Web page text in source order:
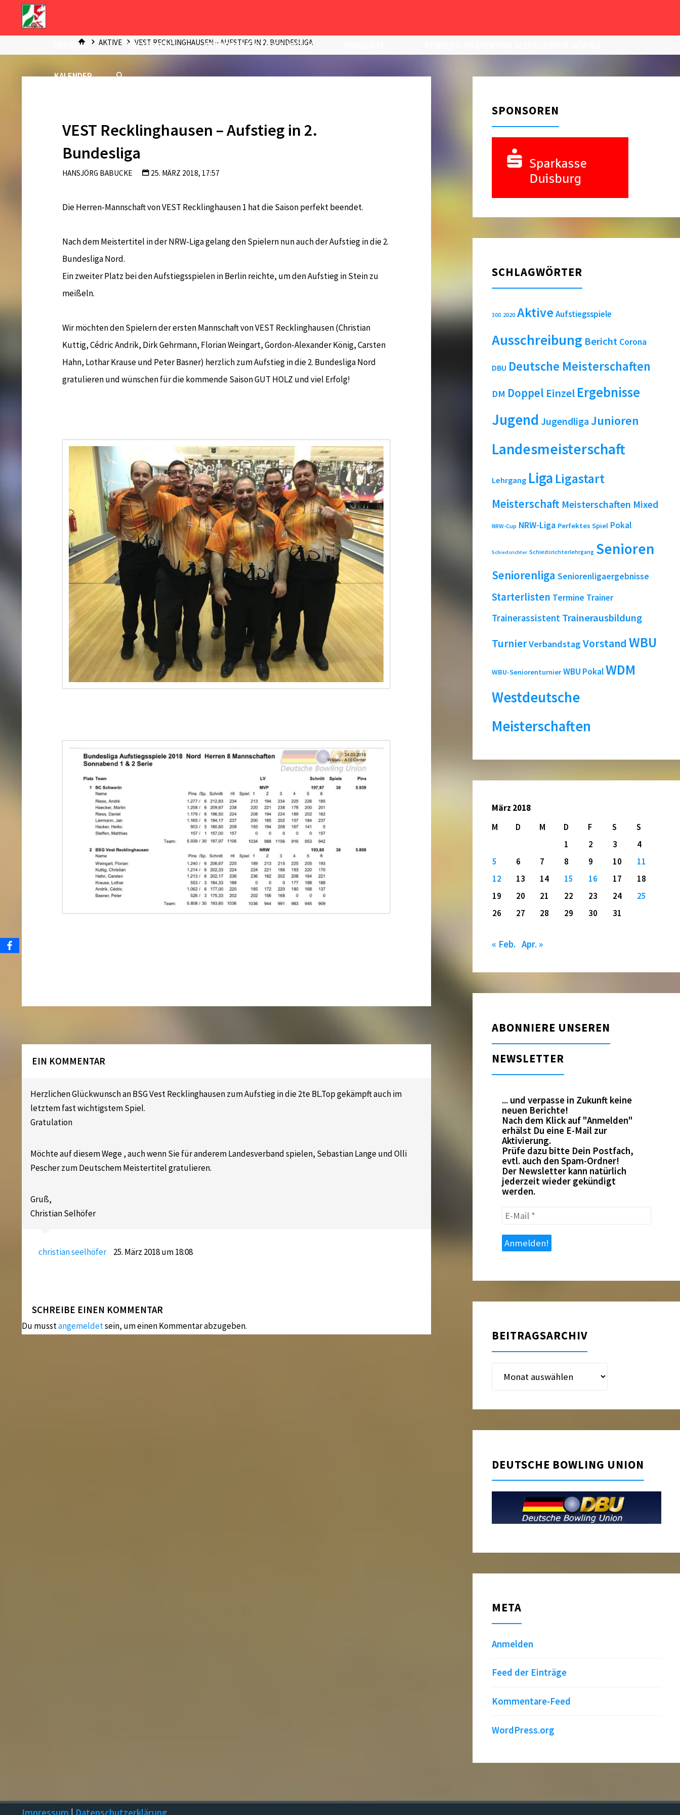
VERBAND ERGEBNISSE MELDUNG MEISTERSCHAFTEN
KALENDER
START
AKTIVE VEST RECKLINGHAUSEN – AUFSTIEG IN 2. BUNDESLIGA
VEST Recklinghausen – Aufstieg in 2.
Bundesliga
HANSJÖRG BABUCKE 25. MÄRZ 2018, 17:57
Die Herren-Mannschaft von VEST Recklinghausen 1 hat die Saison perfekt beendet.
Nach dem Meistertitel in der NRW-Liga gelang den Spielern nun auch der Aufstieg in die 2.
Bundesliga Nord.
Ein zweiter Platz bei den Aufstiegsspielen in Berlin reichte, um den Aufstieg in Stein zu
meißeln.
Wir möchten den Spielern der ersten Mannschaft von VEST Recklinghausen (Christian
Kuttig, Cédric Andrik, Dirk Gehrmann, Florian Weingart, Gordon-Alexander König, Carsten
Hahn, Lothar Krause und Peter Basner) herzlich zum Aufstieg in die 2. Bundesliga Nord
gratulieren und wünschen für die kommende Saison GUT HOLZ und viel Erfolg!
EIN KOMMENTAR
Herzlichen Glückwunsch an BSG Vest Recklinghausen zum Aufstieg in die 2te BL.Top gekämpft auch im
letztem fast wichtigstem Spiel.
Gratulation
Möchte auf diesem Wege , auch wenn Sie für anderem Landesverband spielen, Sebastian Lange und Olli
Pescher zum Deutschem Meistertitel gratulieren.
Gruß,
Christian Selhöfer
christian seelhöfer 25. März 2018 um 18:08
SCHREIBE EINEN KOMMENTAR
Du musstangemeldetsein, um einen Kommentar abzugeben.
SPONSOREN
SCHLAGWÖRTER
300 2020 Aktive Aufstiegsspiele
Ausschreibung Bericht Corona
DBU Deutsche Meisterschaften
DM Doppel Einzel Ergebnisse
Jugend Jugendliga Junioren
Landesmeisterschaft
Lehrgang Liga Ligastart
Meisterschaft Meisterschaften Mixed
NRW-Cup NRW-Liga Perfektes Spiel Pokal
Schiedsrichter Schiedsrichterlehrgang Senioren
Seniorenliga Seniorenligaergebnisse
Starterlisten Termine Trainer
Trainerassistent Trainerausbildung
TurnierVerbandstag Vorstand WBU
WBU-Seniorenturnier WBU PokalWDM
Westdeutsche
Meisterschaften
März 2018
M
D M D F S
S
1
2 3
4
5
6 7 8 9 10
11
12
13 14 15 16 17
18
19
20 21 22 23 24
25
26
27 28 29 30 31
« Feb. Apr. »
ABONNIERE UNSEREN
NEWSLETTER
... und verpasse in Zukunft keine
neuen Berichte!
Nach dem Klick auf "Anmelden"
erhälst Du eine E-Mail zur
Aktivierung.
Prüfe dazu bitte Dein Postfach,
evtl. auch den Spam-Ordner!
Der Newsletter kann natürlich
jederzeit wieder gekündigt
werden.
E-
Mail
BEITRAGSARCHIV
Beitragsarchiv
DEUTSCHE BOWLING UNION
META
Anmelden
Feed der Einträge
Kommentare-Feed
WordPress.org